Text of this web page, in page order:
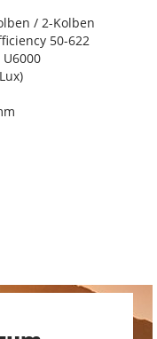
/ 2-Kolben
50-622
U6000